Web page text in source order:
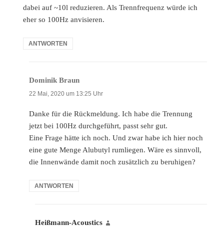
dabei auf ~10l reduzieren. Als Trennfrequenz würde ich
eher so 100Hz anvisieren.
ANTWORTEN
Dominik Braun
22 Mai, 2020 um 13:25 Uhr
Danke für die Rückmeldung. Ich habe die Trennung
jetzt bei 100Hz durchgeführt, passt sehr gut.
Eine Frage hätte ich noch. Und zwar habe ich hier noch
eine gute Menge Alubutyl rumliegen. Wäre es sinnvoll,
die Innenwände damit noch zusätzlich zu beruhigen?
ANTWORTEN
Heißmann-Acoustics